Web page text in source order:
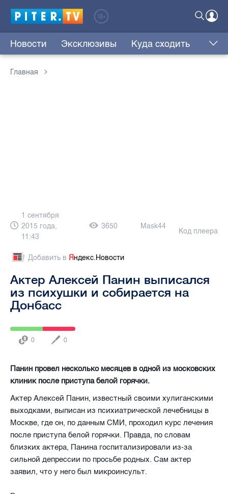
Новости Эксклюзивы Куда сходить
Главная
1 сентября
2015 года,
11:43
3650 Mask44
Код плеера
Добавить в Яндекс.Новости
Актер Алексей Панин выписался
из психушки и собирается на
Донбасс
0 0
Панин провел несколько месяцев в одной из московских
клиник после приступа белой горячки.
Актер Алексей Панин, известный своими хулиганскими
выходками, выписан из психиатрической лечебницы в
Москве, где он, по данным СМИ, проходил курс лечения
после приступа белой горячки. Правда, по словам
близких актера, Панина госпитализировали из-за
сильной депрессии по просьбе родных. Сам актер
заявил, что у него был микроинсульт.